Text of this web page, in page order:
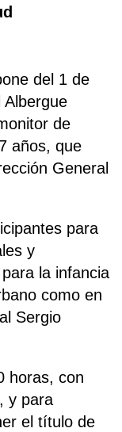
del 1 de
de
años, que
General
para
y
la infancia
como en
Sergio
horas, con
y para
el título de